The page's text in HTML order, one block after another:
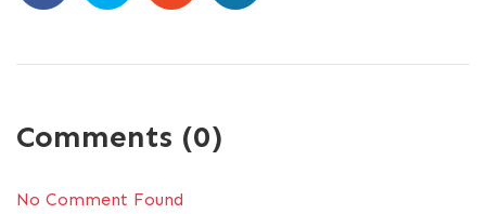
Comments (0)
No Comment Found